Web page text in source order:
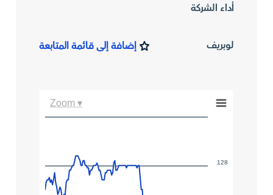
أداء الشركة
لوبريف إضافة إلى قائمة المتابعة
128
Zoom ▾